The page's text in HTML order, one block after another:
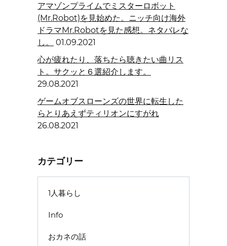
アマゾンプライムでミスターロボット
(Mr.Robot)を見始めた。ニッチ向け海外
ドラマMr.Robotを見た感想。ネタバレな
し。
01.09.2021
心が疲れたり、落ちたら聴きたい曲リス
ト。サクッと６選紹介します。
29.08.2021
ゲームオブスローンズの世界に転生した
らとりあえずティリオンにすがれ
26.08.2021
カテゴリー
1人暮らし
Info
おカネの話